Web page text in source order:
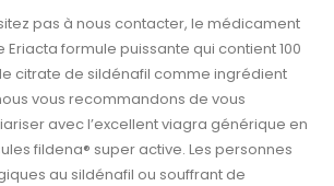
pas à nous contacter, le médicament
Eriacta formule puissante qui contient 100
citrate de sildénafil comme ingrédient
vous recommandons de vous
avec l’excellent viagra générique en
fildena® super active. Les personnes
au sildénafil ou souffrant de